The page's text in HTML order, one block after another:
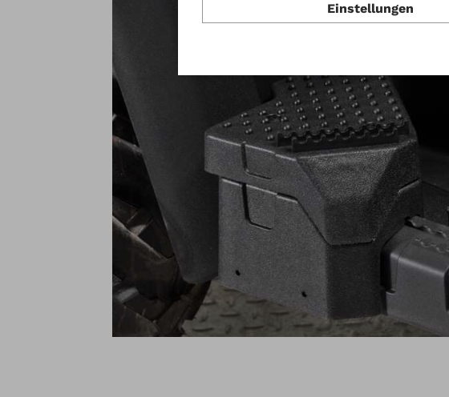
Einstellungen